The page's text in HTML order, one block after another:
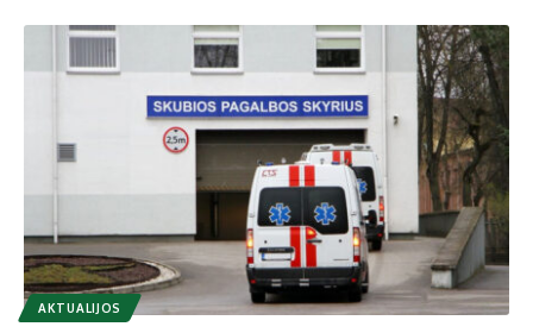
AKTUALIJOS